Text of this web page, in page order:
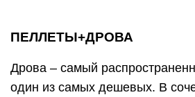
ПЕЛЛЕТЫ+ДРОВА
Дрова – самый
один из самых дешевых. В